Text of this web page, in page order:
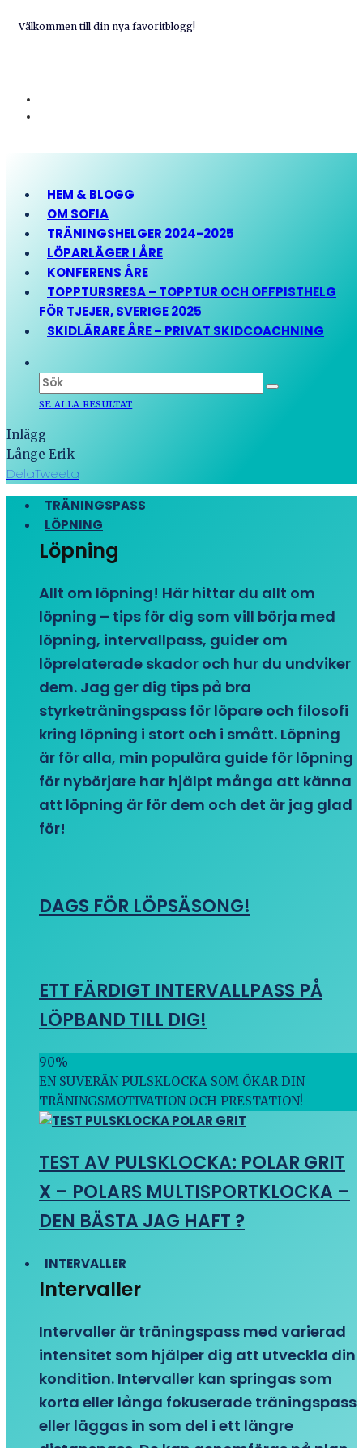
Välkommen till din nya favoritblogg!
HEM & BLOGG
OM SOFIA
TRÄNINGSHELGER 2024-2025
LÖPARLÄGER I ÅRE
KONFERENS ÅRE
TOPPTURSRESA – TOPPTUR OCH OFFPISTHELG
FÖR TJEJER, SVERIGE 2025
SKIDLÄRARE ÅRE – PRIVAT SKIDCOACHNING
SE ALLA RESULTAT
Inlägg
Långe Erik
DelaTweeta
TRÄNINGSPASS
LÖPNING
Löpning
Allt om löpning! Här hittar du allt om
löpning – tips för dig som vill börja med
löpning, intervallpass, guider om
löprelaterade skador och hur du undviker
dem. Jag ger dig tips på bra
styrketräningspass för löpare och filosofi
kring löpning i stort och i smått. Löpning
är för alla, min populära guide för löpning
för nybörjare har hjälpt många att känna
att löpning är för dem och det är jag glad
för!
DAGS FÖR LÖPSÄSONG!
ETT FÄRDIGT INTERVALLPASS PÅ
LÖPBAND TILL DIG!
90%
EN SUVERÄN PULSKLOCKA SOM ÖKAR DIN
TRÄNINGSMOTIVATION OCH PRESTATION!
TEST AV PULSKLOCKA: POLAR GRIT
X – POLARS MULTISPORTKLOCKA –
DEN BÄSTA JAG HAFT ?
INTERVALLER
Intervaller
Intervaller är träningspass med varierad
intensitet som hjälper dig att utveckla din
kondition. Intervaller kan springas som
korta eller långa fokuserade träningspass
eller läggas in som del i ett längre